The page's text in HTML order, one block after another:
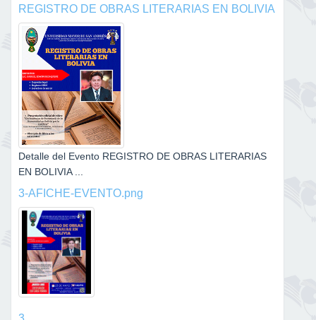
REGISTRO DE OBRAS LITERARIAS EN BOLIVIA
Detalle del Evento REGISTRO DE OBRAS LITERARIAS
EN BOLIVIA ...
3-AFICHE-EVENTO.png